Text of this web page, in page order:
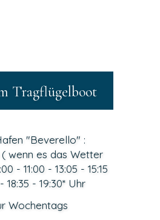
Tragflügelboot
"Beverello" :
wenn es das Wetter
- 11:00 - 13:05 - 15:15
18:35 - 19:30* Uhr
Wochentags